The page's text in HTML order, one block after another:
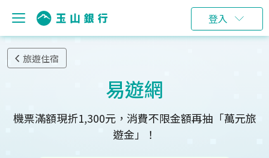
登入
旅遊住宿
易遊網
機票滿額現折1,300元，消費不限金額再抽「萬元旅
遊金」！